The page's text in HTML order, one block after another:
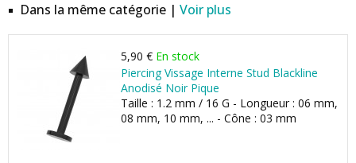
Dans la même catégorie | Voir plus
5,90 € En stock
Piercing Vissage Interne Stud Blackline
Anodisé Noir Pique
Taille : 1.2 mm / 16 G - Longueur : 06 mm,
08 mm, 10 mm, ... - Cône : 03 mm